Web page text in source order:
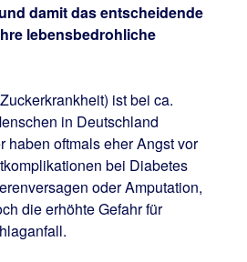
damit das entscheidende
lebensbedrohliche
ist bei ca.
in Deutschland
haben oftmals eher Angst vor
bei Diabetes
oder Amputation,
die erhöhte Gefahr für